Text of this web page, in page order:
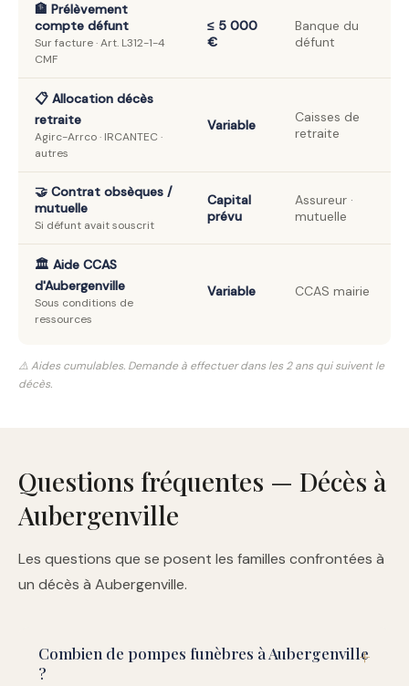
🏦 Prélèvement
compte défunt
Sur facture · Art. L312-1-4
CMF
≤ 5 000
€
Banque du
défunt
📋 Allocation décès
retraite
Agirc-Arrco · IRCANTEC ·
autres
Variable
Caisses de
retraite
🤝 Contrat obsèques /
mutuelle
Si défunt avait souscrit
Capital
prévu
Assureur ·
mutuelle
🏛️ Aide CCAS
d'Aubergenville
Sous conditions de
ressources
Variable CCAS mairie
⚠️ Aides cumulables. Demande à effectuer dans les 2 ans qui suivent le
décès.
Questions fréquentes — Décès à
Aubergenville
Les questions que se posent les familles confrontées à
un décès à Aubergenville.
Combien de pompes funèbres à Aubergenville
?